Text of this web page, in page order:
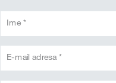
Ime *
E-mail adresa *